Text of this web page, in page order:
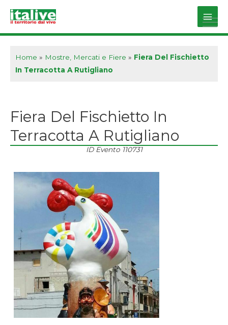
Main
Home » Mostre, Mercati e Fiere » Fiera Del Fischietto
In Terracotta A Rutigliano
Fiera Del Fischietto In
Terracotta A Rutigliano
ID Evento 110731